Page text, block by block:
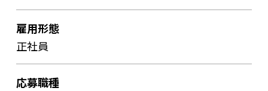
雇用形態
正社員
応募職種